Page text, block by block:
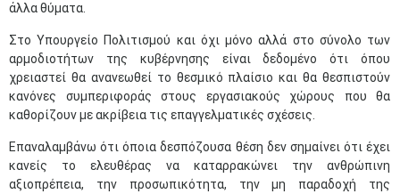
άλλα θύματα.
Στο Υπουργείο Πολιτισμού και όχι μόνο αλλά στο σύνολο των
αρμοδιοτήτων της κυβέρνησης είναι δεδομένο ότι όπου
χρειαστεί θα ανανεωθεί το θεσμικό πλαίσιο και θα θεσπιστούν
κανόνες συμπεριφοράς στους εργασιακούς χώρους που θα
καθορίζουν με ακρίβεια τις επαγγελματικές σχέσεις.
Επαναλαμβάνω ότι όποια δεσπόζουσα θέση δεν σημαίνει ότι έχει
κανείς το ελευθέρας να καταρρακώνει την ανθρώπινη
αξιοπρέπεια, την προσωπικότητα, την μη παραδοχή της